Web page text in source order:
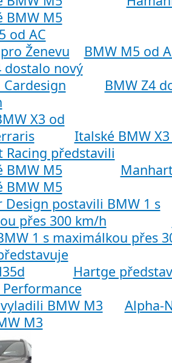
BMW M5
BMW M5 od
BMW Z4
Italské BMW
BMW M5
1 s maximálkou přes
Hartge
Alpha-
M3